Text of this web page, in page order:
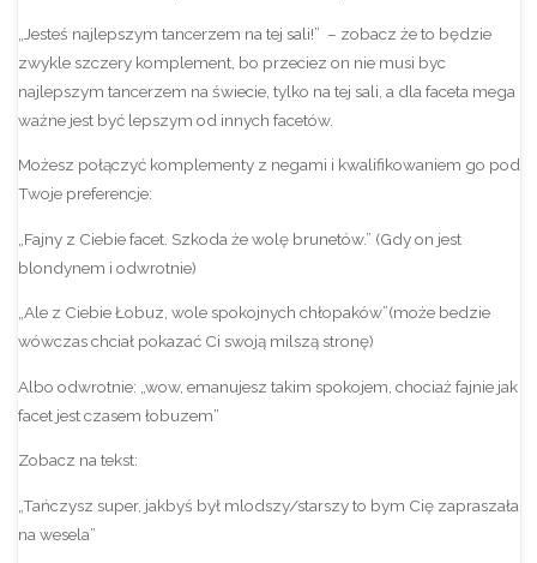
„Jesteś najlepszym tancerzem na tej sali!” – zobacz że to będzie
zwykle szczery komplement, bo przeciez on nie musi byc
najlepszym tancerzem na świecie, tylko na tej sali, a dla faceta mega
ważne jest być lepszym od innych facetów.
Możesz połączyć komplementy z negami i kwalifikowaniem go pod
Twoje preferencje:
„Fajny z Ciebie facet. Szkoda że wolę brunetów.” (Gdy on jest
blondynem i odwrotnie)
„Ale z Ciebie Łobuz, wole spokojnych chłopaków”(może bedzie
wówczas chciał pokazać Ci swoją milszą stronę)
Albo odwrotnie: „wow, emanujesz takim spokojem, chociaż fajnie jak
facet jest czasem łobuzem”
Zobacz na tekst:
„Tańczysz super, jakbyś był mlodszy/starszy to bym Cię zapraszała
na wesela”